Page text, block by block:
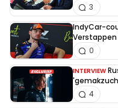
3
IndyCar-
0
INTERVIEW
4